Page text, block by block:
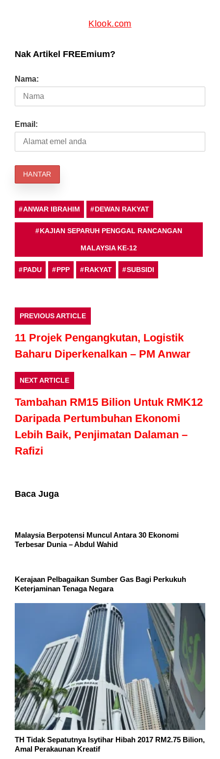
Klook.com
Nak Artikel FREEmium?
Nama:
Email:
ANWAR IBRAHIM DEWAN RAKYAT
KAJIAN SEPARUH PENGGAL RANCANGAN
MALAYSIA KE-12
PADU PPP RAKYAT SUBSIDI
PREVIOUS ARTICLE
11 Projek Pengangkutan, Logistik
Baharu Diperkenalkan – PM Anwar
NEXT ARTICLE
Tambahan RM15 Bilion Untuk RMK12
Daripada Pertumbuhan Ekonomi
Lebih Baik, Penjimatan Dalaman –
Rafizi
Baca Juga
Malaysia Berpotensi Muncul Antara 30 Ekonomi
Terbesar Dunia – Abdul Wahid
Kerajaan Pelbagaikan Sumber Gas Bagi Perkukuh
Keterjaminan Tenaga Negara
TH Tidak Sepatutnya Isytihar Hibah 2017 RM2.75 Bilion,
Amal Perakaunan Kreatif